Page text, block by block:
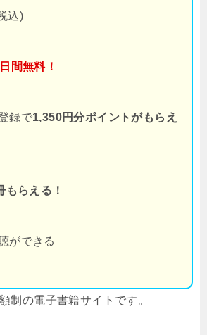
込)
間無料！
録で1,350円分ポイントがもらえ
もらえる！
ができる
制の電子書籍サイトです。